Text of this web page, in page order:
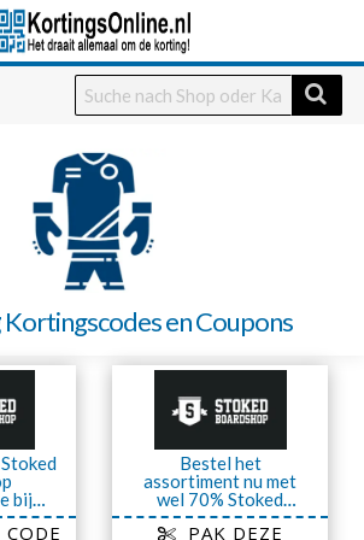
Kortingscodes en Coupons
bij
de
CODE
Bestel het
assortiment nu met
wel 70% Stoked
Boardshop korting op
Sale
PAK DEZE